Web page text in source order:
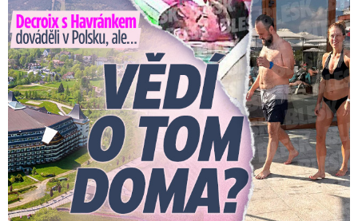
Decroix s Havránkem dováděli v Polsku, ale… Vědí o tom doma?